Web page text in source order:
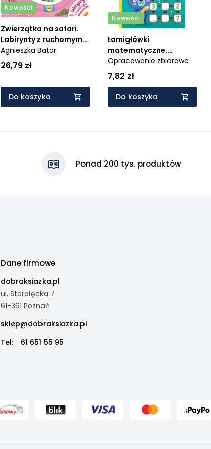
Nowości
Zwierzątka na safari.
Labirynty z ruchomymi
elementami
Agnieszka Bator
26,79 zł
Do koszyka
Nowości
Łamigłówki
matematyczne.
Książeczka dla
bystrzaków. Od 6 lat
Opracowanie zbiorowe
7,82 zł
Do koszyka
Ponad 200 tys. produktów
Dane firmowe
dobraksiazka.pl
ul. Starołęcka 7
61-361 Poznań
sklep@dobraksiazka.pl
Tel:
61 651 55 95